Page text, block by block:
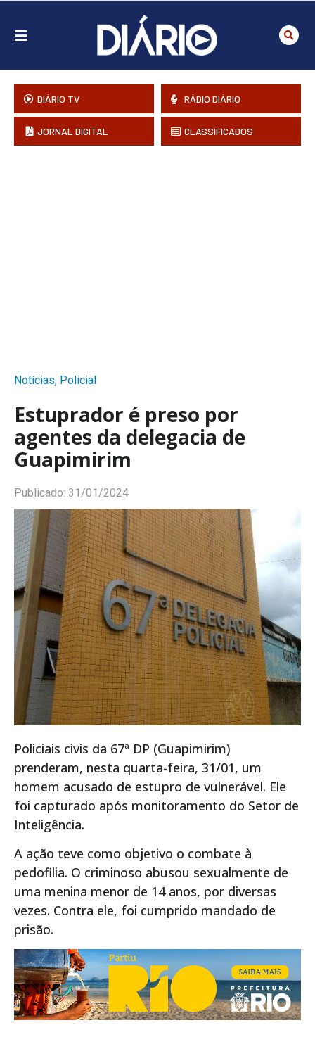
DIÁRIO TV RÁDIO DIÁRIO
JORNAL DIGITAL CLASSIFICADOS
Notícias, Policial
Estuprador é preso por
agentes da delegacia de
Guapimirim
Publicado: 31/01/2024
Policiais civis da 67ª DP (Guapimirim)
prenderam, nesta quarta-feira, 31/01, um
homem acusado de estupro de vulnerável. Ele
foi capturado após monitoramento do Setor de
Inteligência.
A ação teve como objetivo o combate à
pedofilia. O criminoso abusou sexualmente de
uma menina menor de 14 anos, por diversas
vezes. Contra ele, foi cumprido mandado de
prisão.